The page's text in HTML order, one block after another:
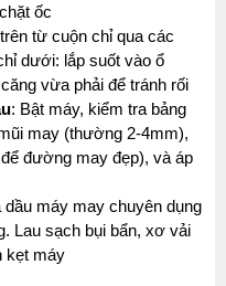
ốc
từ cuộn chỉ qua các
dưới: lắp suốt vào ổ
vừa phải để tránh rối
: Bật máy, kiểm tra bảng
may (thường 2-4mm),
đường may đẹp), và áp
dầu máy may chuyên dụng
Lau sạch bụi bẩn, xơ vải
kẹt máy